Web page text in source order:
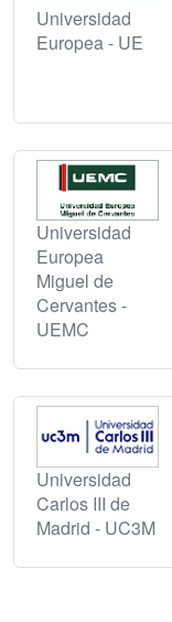
Universidad
Europea - UE
Universidad
Europea
Miguel de
Cervantes -
UEMC
Universidad
Carlos III de
Madrid - UC3M